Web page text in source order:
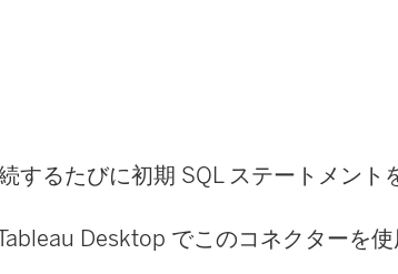
するたびに初期 SQL ステートメント
Desktop でこのコネクターを使